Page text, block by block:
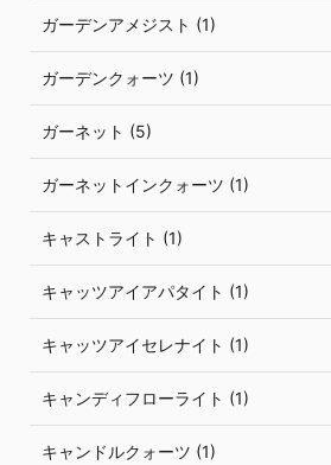
ガーデンアメジスト (1)
ガーデンクォーツ (1)
ガーネット (5)
ガーネットインクォーツ (1)
キャストライト (1)
キャッツアイアパタイト (1)
キャッツアイセレナイト (1)
キャンディフローライト (1)
キャンドルクォーツ (1)